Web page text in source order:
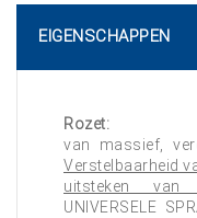
EIGENSCHAPPEN
Rozet:
van massief,
Verstelbaarheid
uitsteken
UNIVERSELE